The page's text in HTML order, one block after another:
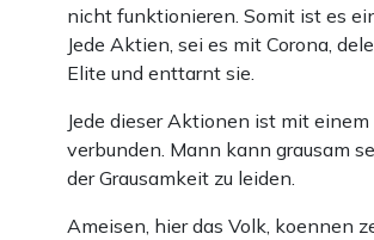
nicht funktionieren. Somit ist es
Jede Aktien, sei es mit Corona,
Elite und enttarnt sie.
Jede dieser Aktionen ist mit
verbunden. Mann kann grausam
der Grausamkeit zu leiden.
Ameisen, hier das Volk, koennen